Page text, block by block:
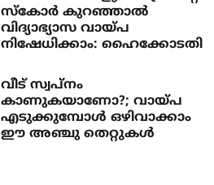
സ്‌കോര്‍ കുറഞ്ഞാല്‍
വിദ്യാഭ്യാസ വായ്പ
നിഷേധിക്കാം: ഹൈക്കോടതി
വീട് സ്വപ്‌നം
കാണുകയാണോ?; വായ്പ
എടുക്കുമ്പോള്‍ ഒഴിവാക്കാം
ഈ അഞ്ചു തെറ്റുകള്‍